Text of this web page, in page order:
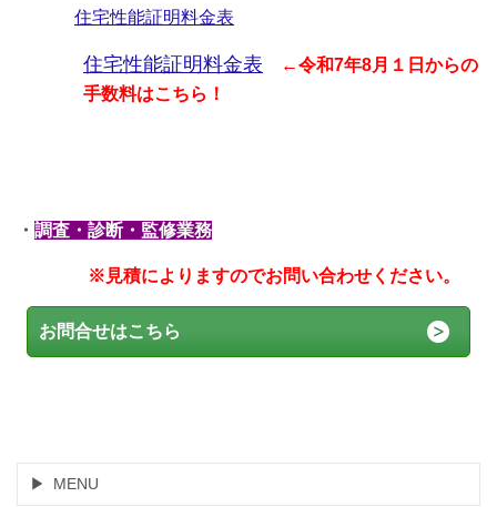
住宅性能証明料金表
住宅性能証明料金表
←令和7年8月１日からの
手数料はこちら！
・ 調査・診断・監修業務
※見積によりますのでお問い合わせください。
お問合せはこちら
MENU